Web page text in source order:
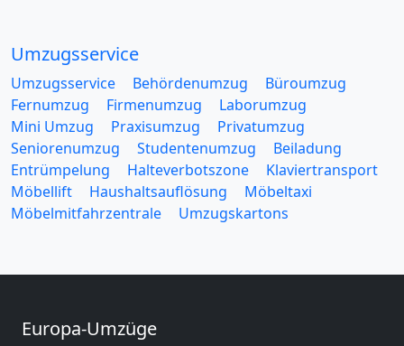
Umzugsservice
Umzugsservice Behördenumzug
Büroumzug
Fernumzug
Firmenumzug
Laborumzug
Mini Umzug
Praxisumzug
Privatumzug
Seniorenumzug
Studentenumzug
Beiladung
Entrümpelung
Halteverbotszone
Klaviertransport
Möbellift
Haushaltsauflösung
Möbeltaxi
Möbelmitfahrzentrale
Umzugskartons
Europa-Umzüge